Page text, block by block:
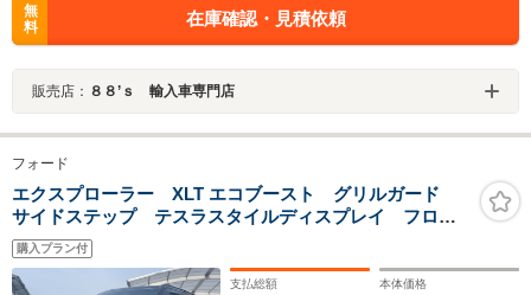
無
料
在庫確認・見積依頼
販売店： ８８’ｓ 輸入車専門店
フォード
エクスプローラー XLT エコブースト グリルガード
サイドステップ テスラスタイルディスプレイ フロン
ト・バック・サイドカメラ ベージュ革シート ETC
純正18インチアルミ クルーズコントロール 革巻きス
テアリング
購入プラン付
支払総額 本体価格